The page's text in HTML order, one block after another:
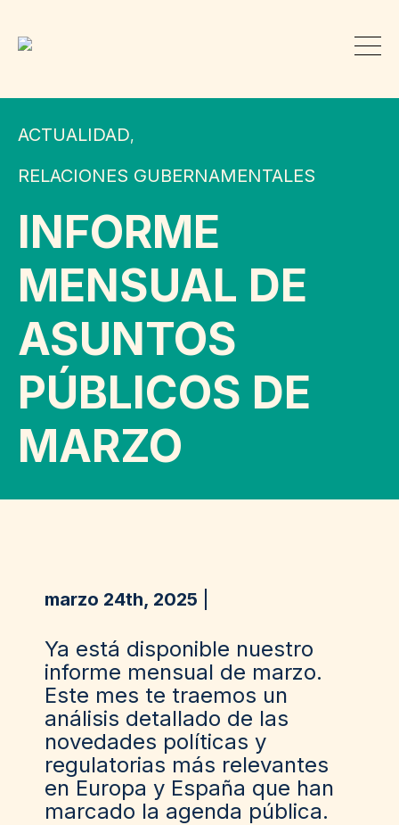
ACTUALIDAD,
RELACIONES GUBERNAMENTALES
INFORME
MENSUAL DE
ASUNTOS
PÚBLICOS DE
MARZO
marzo 24th, 2025
Ya está disponible nuestro
informe mensual de marzo.
Este mes te traemos un
análisis detallado de las
novedades políticas y
regulatorias más relevantes
en Europa y España que han
marcado la agenda pública.